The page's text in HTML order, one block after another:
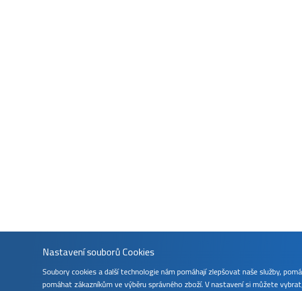
Nastavení souborů Cookies
Soubory cookies a další technologie nám pomáhají zlepšovat naše služby,
pomáhat zákazníkům ve výběru správného zboží. V nastavení si můžete